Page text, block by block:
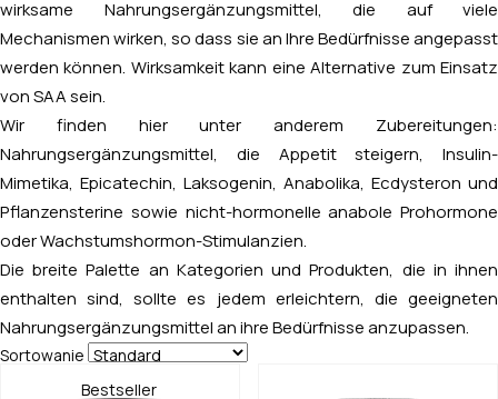
wirksame Nahrungsergänzungsmittel, die auf viele
Mechanismen wirken, so dass sie an Ihre Bedürfnisse angepasst
werden können. Wirksamkeit kann eine Alternative zum Einsatz
von SAA sein.
Wir finden hier unter anderem Zubereitungen:
Nahrungsergänzungsmittel, die Appetit steigern, Insulin-
Mimetika, Epicatechin, Laksogenin, Anabolika, Ecdysteron und
Pflanzensterine sowie nicht-hormonelle anabole Prohormone
oder Wachstumshormon-Stimulanzien.
Die breite Palette an Kategorien und Produkten, die in ihnen
enthalten sind, sollte es jedem erleichtern, die geeigneten
Nahrungsergänzungsmittel an ihre Bedürfnisse anzupassen.
Sortowanie
Bestseller